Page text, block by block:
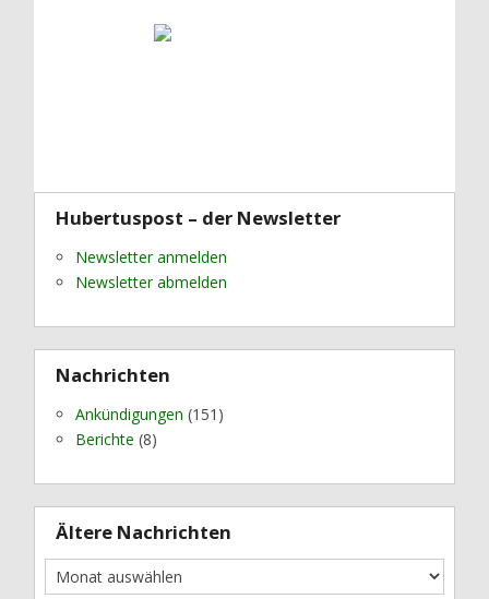
Hubertuspost – der Newsletter
Newsletter anmelden
Newsletter abmelden
Nachrichten
Ankündigungen (151)
Berichte (8)
Ältere Nachrichten